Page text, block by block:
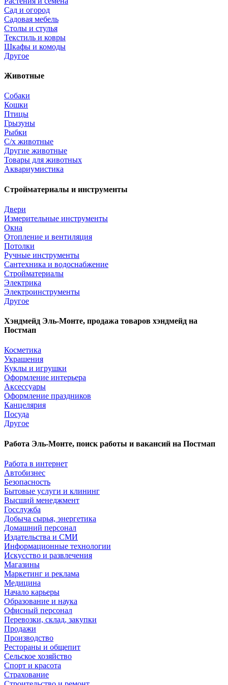
Сад и огород
Садовая мебель
Столы и стулья
Текстиль и ковры
Шкафы и комоды
Другое
Животные
Собаки
Кошки
Птицы
Грызуны
Рыбки
С/х животные
Другие животные
Товары для животных
Аквариумистика
Стройматериалы и инструменты
Двери
Измерительные инструменты
Окна
Отопление и вентиляция
Потолки
Ручные инструменты
Сантехника и водоснабжение
Стройматериалы
Электрика
Электроинструменты
Другое
Хэндмейд Эль-Монте, продажа товаров хэндмейд на
Постмап
Косметика
Украшения
Куклы и игрушки
Оформление интерьера
Аксессуары
Оформление праздников
Канцелярия
Посуда
Другое
Работа Эль-Монте, поиск работы и вакансий на Постмап
Работа в интернет
Автобизнес
Безопасность
Бытовые услуги и клининг
Высший менеджмент
Госслужба
Добыча сырья, энергетика
Домашний персонал
Издательства и СМИ
Информационные технологии
Искусство и развлечения
Магазины
Маркетинг и реклама
Медицина
Начало карьеры
Образование и наука
Офисный персонал
Перевозки, склад, закупки
Продажи
Производство
Рестораны и общепит
Сельское хозяйство
Спорт и красота
Страхование